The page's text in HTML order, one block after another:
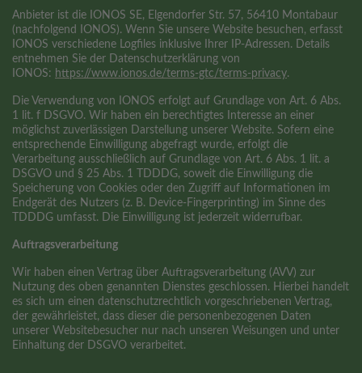
Anbieter ist die IONOS SE, Elgendorfer Str. 57, 56410 Montabaur
(nachfolgend IONOS). Wenn Sie unsere Website besuchen, erfasst
IONOS verschiedene Logfiles inklusive Ihrer IP-Adressen. Details
entnehmen Sie der Datenschutzerklärung von
IONOS: https://www.ionos.de/terms-gtc/terms-privacy.
Die Verwendung von IONOS erfolgt auf Grundlage von Art. 6 Abs.
1 lit. f DSGVO. Wir haben ein berechtigtes Interesse an einer
möglichst zuverlässigen Darstellung unserer Website. Sofern eine
entsprechende Einwilligung abgefragt wurde, erfolgt die
Verarbeitung ausschließlich auf Grundlage von Art. 6 Abs. 1 lit. a
DSGVO und § 25 Abs. 1 TDDDG, soweit die Einwilligung die
Speicherung von Cookies oder den Zugriff auf Informationen im
Endgerät des Nutzers (z. B. Device-Fingerprinting) im Sinne des
TDDDG umfasst. Die Einwilligung ist jederzeit widerrufbar.
Auftragsverarbeitung
Wir haben einen Vertrag über Auftragsverarbeitung (AVV) zur
Nutzung des oben genannten Dienstes geschlossen. Hierbei handelt
es sich um einen datenschutzrechtlich vorgeschriebenen Vertrag,
der gewährleistet, dass dieser die personenbezogenen Daten
unserer Websitebesucher nur nach unseren Weisungen und unter
Einhaltung der DSGVO verarbeitet.